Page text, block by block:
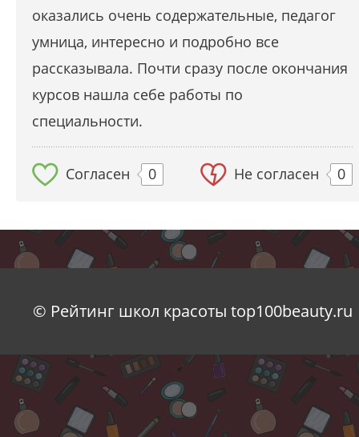
оказались очень содержательные, педагог
умница, интересно и подробно все
рассказывала. Почти сразу после окончания
курсов нашла себе работы по
специальности.
Согласен 0 Не согласен 0
© Рейтинг школ красоты top100beauty.ru